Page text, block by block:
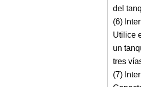
del
(6)
Utilice
un
tres
(7)